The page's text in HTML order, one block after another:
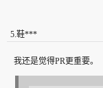
5.鞋***
我还是觉得PR更重要。